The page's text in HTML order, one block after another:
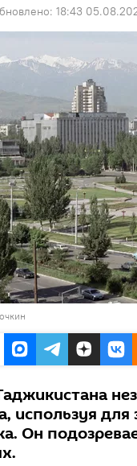
18:43
используя для
Он